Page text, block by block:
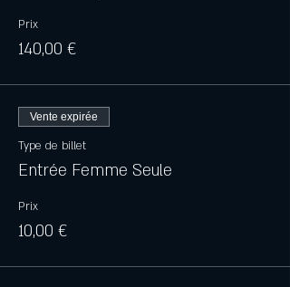
Prix
140,00 €
Vente expirée
Type de billet
Entrée Femme Seule
Prix
10,00 €